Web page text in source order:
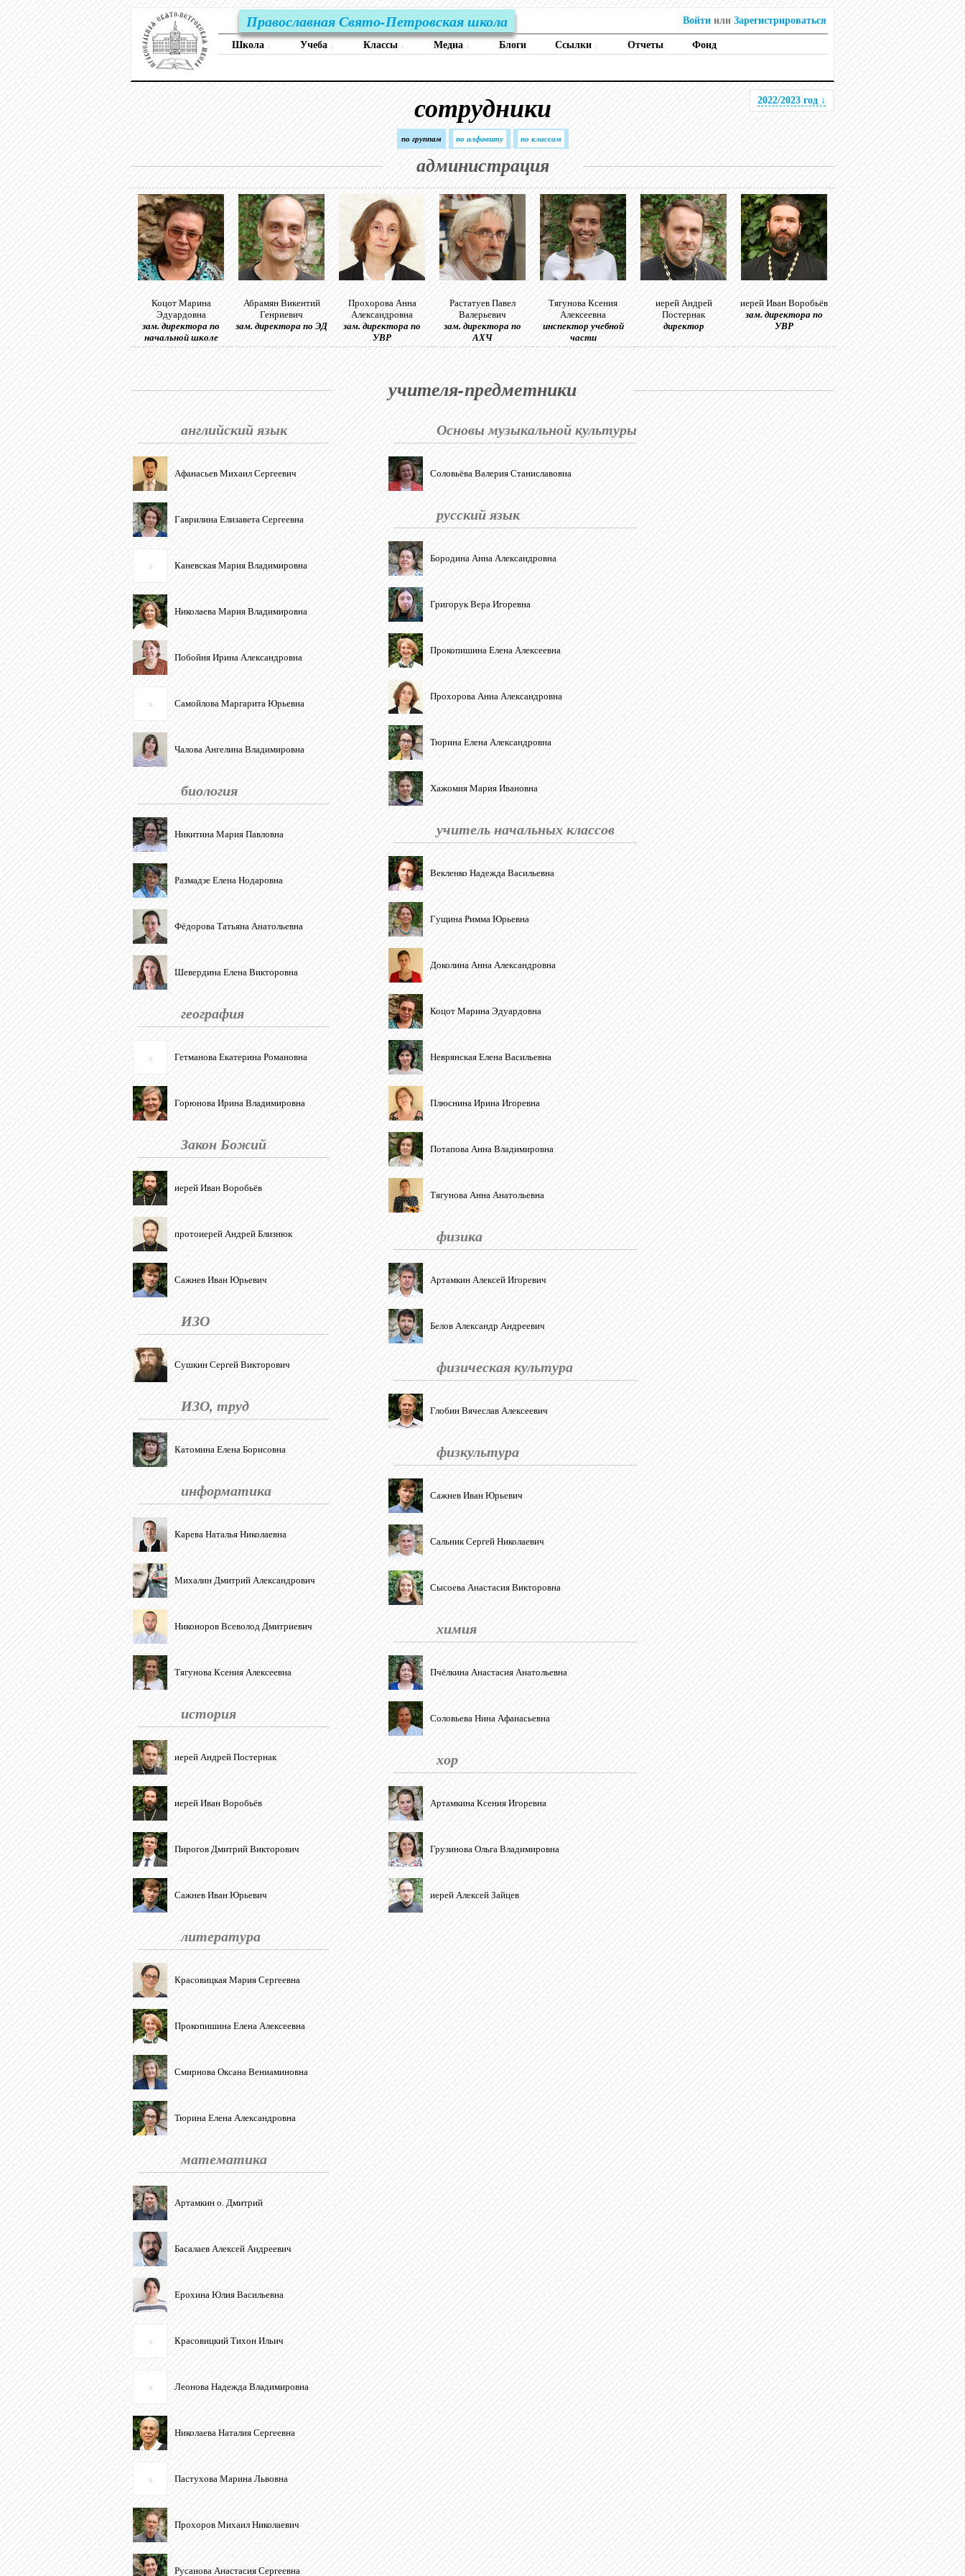
Православная Свято-Петровская школа
Школа ↓ Учеба ↓ Классы ↓ Медиа ↓ Блоги Ссылки ↓ Отчеты Фонд
Войти или Зарегистрироваться
2022/2023 год ↓
сотрудники
по группам по алфавиту по классам
администрация
Коцот Марина
Эдуардовна
зам. директора по
начальной школе
Абрамян Викентий
Генриевич
зам. директора по ЭД
Прохорова Анна
Александровна
зам. директора по
УВР
Растатуев Павел
Валерьевич
зам. директора по
АХЧ
Тягунова Ксения
Алексеевна
инспектор учебной
части
иерей Андрей
Постернак
директор
иерей Иван Воробьёв
зам. директора по
УВР
учителя-предметники
английский язык
Афанасьев Михаил Сергеевич
Гаврилина Елизавета Сергеевна
x Каневская Мария Владимировна
Николаева Мария Владимировна
Побойня Ирина Александровна
x Самойлова Маргарита Юрьевна
Чалова Ангелина Владимировна
биология
Никитина Мария Павловна
Размадзе Елена Нодаровна
Фёдорова Татьяна Анатольевна
Шевердина Елена Викторовна
география
x Гетманова Екатерина Романовна
Горюнова Ирина Владимировна
Закон Божий
иерей Иван Воробьёв
протоиерей Андрей Близнюк
Сажнев Иван Юрьевич
ИЗО
Сушкин Сергей Викторович
ИЗО, труд
Катомина Елена Борисовна
информатика
Карева Наталья Николаевна
Михалин Дмитрий Александрович
Никоноров Всеволод Дмитриевич
Тягунова Ксения Алексеевна
история
иерей Андрей Постернак
иерей Иван Воробьёв
Пирогов Дмитрий Викторович
Сажнев Иван Юрьевич
литература
Красовицкая Мария Сергеевна
Прокопишина Елена Алексеевна
Смирнова Оксана Вениаминовна
Тюрина Елена Александровна
математика
Артамкин о. Дмитрий
Басалаев Алексей Андреевич
Ерохина Юлия Васильевна
x Красовицкий Тихон Ильич
x Леонова Надежда Владимировна
Николаева Наталия Сергеевна
x Пастухова Марина Львовна
Прохоров Михаил Николаевич
Русанова Анастасия Сергеевна
Основы музыкальной культуры
Соловьёва Валерия Станиславовна
русский язык
Бородина Анна Александровна
Григорук Вера Игоревна
Прокопишина Елена Алексеевна
Прохорова Анна Александровна
Тюрина Елена Александровна
Хажомия Мария Ивановна
учитель начальных классов
Векленко Надежда Васильевна
Гущина Римма Юрьевна
Доколина Анна Александровна
Коцот Марина Эдуардовна
Неврянская Елена Васильевна
Плюснина Ирина Игоревна
Потапова Анна Владимировна
Тягунова Анна Анатольевна
физика
Артамкин Алексей Игоревич
Белов Александр Андреевич
физическая культура
Глобин Вячеслав Алексеевич
физкультура
Сажнев Иван Юрьевич
Сальник Сергей Николаевич
Сысоева Анастасия Викторовна
химия
Пчёлкина Анастасия Анатольевна
Соловьева Нина Афанасьевна
хор
Артамкина Ксения Игоревна
Грузинова Ольга Владимировна
иерей Алексей Зайцев